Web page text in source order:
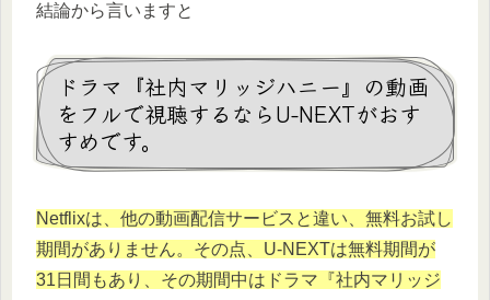
結論から言いますと
ドラマ『社内マリッジハニー』の動画
をフルで視聴するならU-NEXTがおす
すめです。
Netflixは、他の動画配信サービスと違い、無料お試し
期間がありません。その点、U-NEXTは無料期間が
31日間もあり、その期間中はドラマ『社内マリッジ